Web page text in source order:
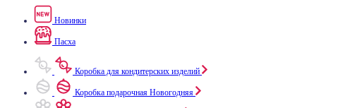
Новинки
Пасха
Коробка для кондитерских изделий
Коробка подарочная Новогодняя